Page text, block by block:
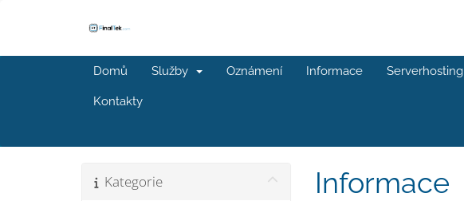
Domů Služby Oznámení Informace Serverhosting
Kontakty
Informace
Kategorie